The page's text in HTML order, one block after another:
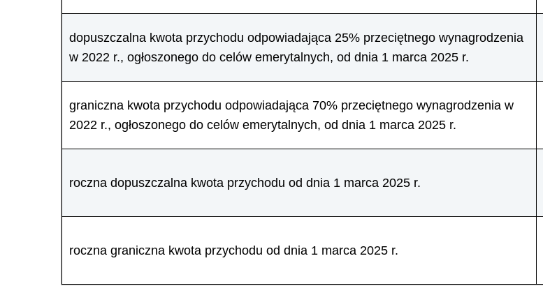
dopuszczalna kwota przychodu odpowiadająca 25% przeciętnego wynagrodzenia
w 2022 r., ogłoszonego do celów emerytalnych, od dnia 1 marca 2025 r.
graniczna kwota przychodu odpowiadająca 70% przeciętnego wynagrodzenia w
2022 r., ogłoszonego do celów emerytalnych, od dnia 1 marca 2025 r.
roczna dopuszczalna kwota przychodu od dnia 1 marca 2025 r.
roczna graniczna kwota przychodu od dnia 1 marca 2025 r.